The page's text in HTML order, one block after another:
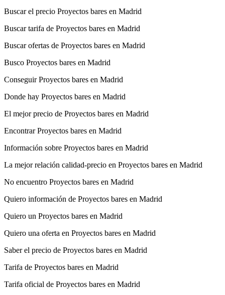
Buscar el precio Proyectos bares en Madrid
Buscar tarifa de Proyectos bares en Madrid
Buscar ofertas de Proyectos bares en Madrid
Busco Proyectos bares en Madrid
Conseguir Proyectos bares en Madrid
Donde hay Proyectos bares en Madrid
El mejor precio de Proyectos bares en Madrid
Encontrar Proyectos bares en Madrid
Información sobre Proyectos bares en Madrid
La mejor relación calidad-precio en Proyectos bares en Madrid
No encuentro Proyectos bares en Madrid
Quiero información de Proyectos bares en Madrid
Quiero un Proyectos bares en Madrid
Quiero una oferta en Proyectos bares en Madrid
Saber el precio de Proyectos bares en Madrid
Tarifa de Proyectos bares en Madrid
Tarifa oficial de Proyectos bares en Madrid